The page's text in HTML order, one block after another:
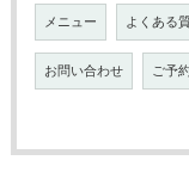
メニュー よくある
お問い合わせ ご予